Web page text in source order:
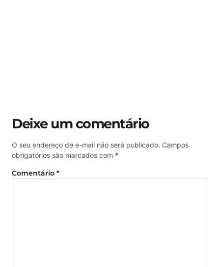
Deixe um comentário
O seu endereço de e-mail não será publicado. Campos
obrigatórios são marcados com *
Comentário *